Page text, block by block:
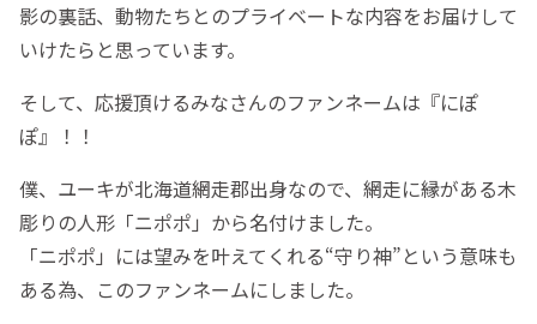
影の裏話、動物たちとのプライベートな内容をお届けして
いけたらと思っています。
そして、応援頂けるみなさんのファンネームは『にぽ
ぽ』！！
僕、ユーキが北海道網走郡出身なので、網走に縁がある木
彫りの人形「ニポポ」から名付けました。
「ニポポ」には望みを叶えてくれる“守り神”という意味も
ある為、このファンネームにしました。